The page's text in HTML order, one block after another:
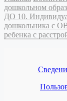
дошкольном
ДО 10.
дошкольника с
ребенка с